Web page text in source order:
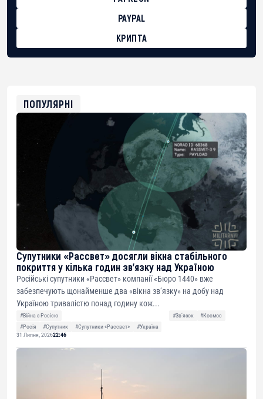
PAYPAL
КРИПТА
0xfD02863D3289416fcF50975c9DFda13623f97758
ПОПУЛЯРНІ
Супутники «Рассвет» досягли вікна стабільного
покриття у кілька годин зв’язку над Україною
Російські супутники «Рассвет» компанії «Бюро 1440» вже
забезпечують щонайменше два «вікна зв’язку» на добу над
Україною тривалістю понад годину кож...
#Війна з Росією #Звʼязок
#Космос
#Росія
#Супутник #Супутники «Рассвет»
#Україна
31 Липня, 202622:46